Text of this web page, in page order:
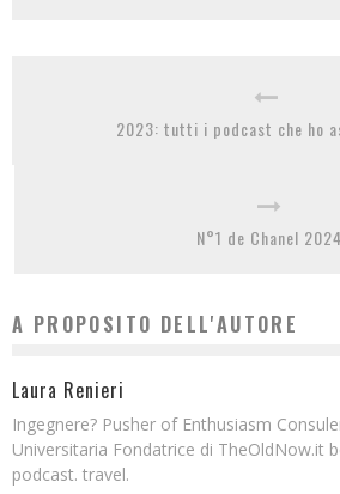
2023: tutti i podcast che ho
N°1 de Chanel 2024
A PROPOSITO DELL'AUTORE
Laura Renieri
Ingegnere? Pusher of Enthusiasm
Universitaria Fondatrice di TheOldNow.it
podcast. travel.